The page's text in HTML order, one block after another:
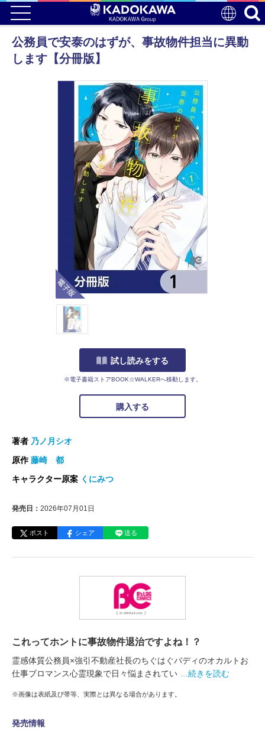
公務員で安泰のはずが、事故物件担当に異動
します【分冊版】
電子版
試し読みをする
※電子書籍ストアBOOK☆WALKERへ移動します。
購入する
著者 乃ノ月シオ
原作藤崎 都
キャラクター原案 くにみつ
発売日： 2026年07月01日
ポスト シェア 送る
これってホントに事故物件退治ですよね！？
霊感体質公務員×強引不動産社長のちぐはぐバディのオカルトお
仕事ブロマンス心霊現象で日々悩まされてい
…続きを読む
※画像は表紙及び帯等、実際とは異なる場合があります。
発売情報